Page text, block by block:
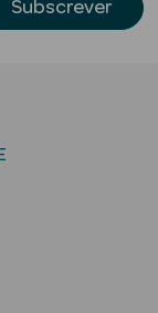
Subscrever